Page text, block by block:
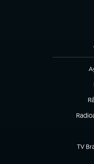
(abre
TV